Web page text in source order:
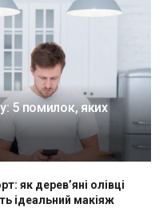
5 помилок, яких
як дерев’яні олівці
ідеальний макіяж